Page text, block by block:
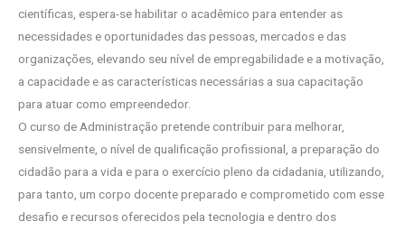
científicas, espera-se habilitar o acadêmico para entender as
necessidades e oportunidades das pessoas, mercados e das
organizações, elevando seu nível de empregabilidade e a motivação,
a capacidade e as características necessárias a sua capacitação
para atuar como empreendedor.
O curso de Administração pretende contribuir para melhorar,
sensivelmente, o nível de qualificação profissional, a preparação do
cidadão para a vida e para o exercício pleno da cidadania, utilizando,
para tanto, um corpo docente preparado e comprometido com esse
desafio e recursos oferecidos pela tecnologia e dentro dos